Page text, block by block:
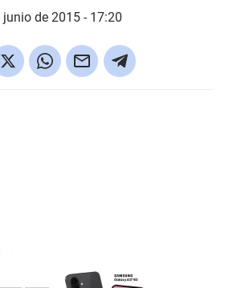
junio de 2015 - 17:20